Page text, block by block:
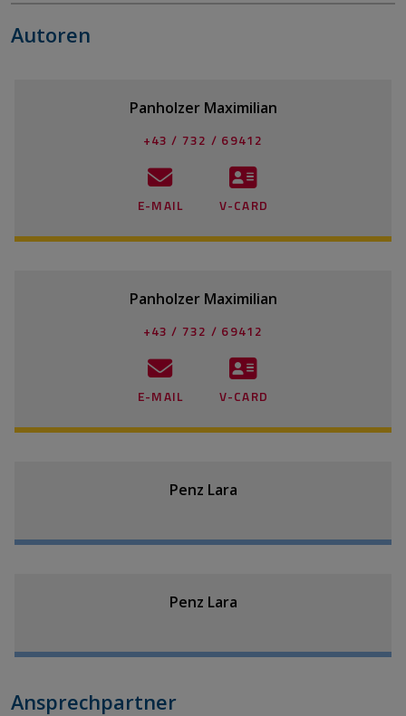
Autoren
Panholzer Maximilian
+43 / 732 / 69412
E-MAIL V-CARD
Panholzer Maximilian
+43 / 732 / 69412
E-MAIL V-CARD
Penz Lara
Penz Lara
Ansprechpartner